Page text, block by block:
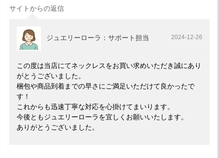
サイトからの返信
ジュエリーローラ：サポート担当 2024-12-26
この度は当店にてネックレスをお買い求めいただき誠にあり
がとうございました。
梱包や商品到着までの早さにご満足いただけて良かったで
す！
これからも迅速丁寧な対応を心掛けてまいります。
今後ともジュエリーローラを宜しくお願いいたします。
ありがとうございました。